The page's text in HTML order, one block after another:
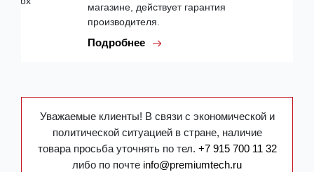
магазине, действует гарантия
производителя.
Подробнее
Уважаемые клиенты! В связи с экономической и
политической ситуацией в стране, наличие
товара просьба уточнять по тел. +7 915 700 11 32
либо по почте info@premiumtech.ru